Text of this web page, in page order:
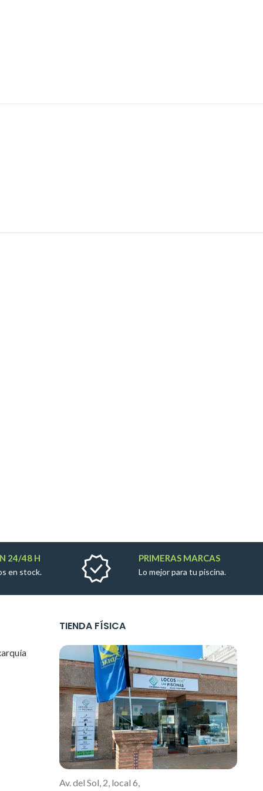
24/48 H
en stock.
PRIMERAS MARCAS
Lo mejor para tu piscina.
TIENDA FÍSICA
Av. del Sol, 2, local 6,